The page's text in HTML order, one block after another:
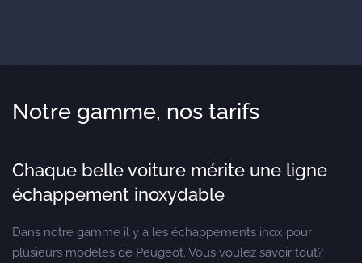
Notre gamme, nos tarifs
Chaque belle voiture mérite une ligne
échappement inoxydable
Dans notre gamme il y a les échappements inox pour
plusieurs modèles de Peugeot. Vous voulez savoir tout?